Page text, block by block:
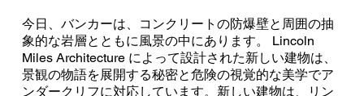
今日、バンカーは、コンクリートの防爆壁と周囲の抽
象的な岩層とともに風景の中にあります。 Lincoln
Miles Architecture によって設計された新しい建物は、
景観の物語を展開する秘密と危険の視覚的な美学でア
ンダークリフに対応しています。新しい建物は、リン